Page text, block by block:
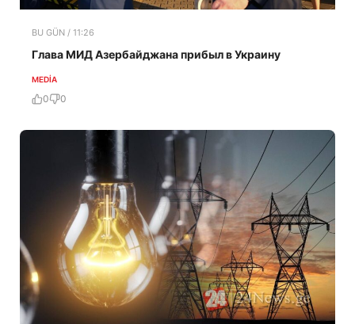
BU GÜN / 11:26
Глава МИД Азербайджана прибыл в Украину
MEDİA
0 0